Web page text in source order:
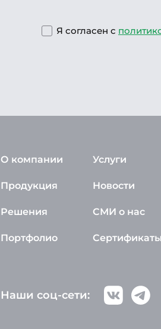
Я согласен с
Наши соц-сети:
О компании
Продукция
Решения
Портфолио
Услуги
Новости
СМИ о нас
Сертификаты